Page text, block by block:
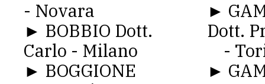
- Novara
► BOBBIO Dott.
Carlo - Milano
► BOGGIONE
►
Dott.
-
►